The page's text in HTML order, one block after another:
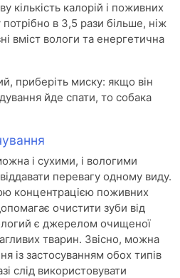
кількість калорій і поживних
в 3,5 рази більше, ніж
вміст вологи та енергетична
приберіть миску: якщо він
йде спати, то собака
і сухими, і вологими
перевагу одному виду.
концентрацією поживних
очистити зуби від
є джерелом очищеної
тварин. Звісно, можна
із застосуванням обох типів
слід використовувати